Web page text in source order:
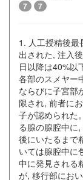
7 7
1. 人工授精後
出された, 注入
日以降は40%以
各部のスメヤー
ならびに子宮部
限され, 前者に
子が認められた
る腺の腺腔中に
後にいたるまで
いては腺腔中に
中に発見される
が, 移行部にお